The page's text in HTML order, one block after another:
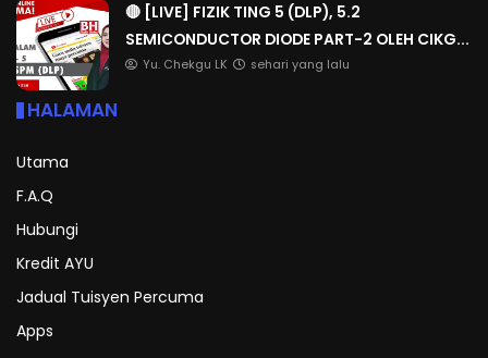
🔴 [LIVE] FIZIK TING 5 (DLP), 5.2
SEMICONDUCTOR DIODE PART-2 OLEH CIKG...
Yu. Chekgu LK sehari yang lalu
HALAMAN
Utama
F.A.Q
Hubungi
Kredit AYU
Jadual Tuisyen Percuma
Apps